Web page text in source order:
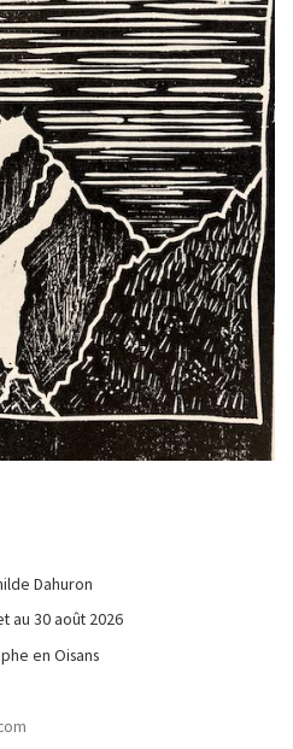
Dahuron
au 30 août 2026
en Oisans